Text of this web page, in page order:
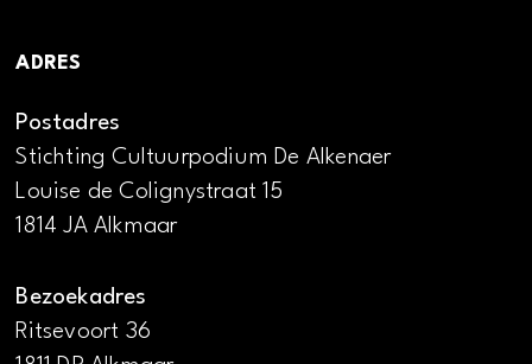
ADRES
Postadres
Stichting Cultuurpodium De Alkenaer
Louise de Colignystraat 15
1814 JA Alkmaar
Bezoekadres
Ritsevoort 36